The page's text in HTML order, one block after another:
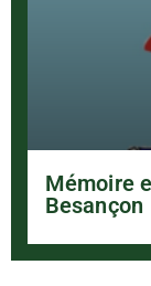
Mémoire
Besançon